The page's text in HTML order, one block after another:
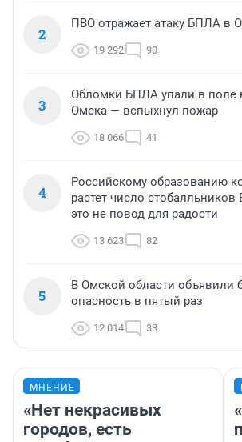
2
ПВО отражает атаку БПЛА в
19 292 90
3
Обломки БПЛА упали в поле
Омска — вспыхнул пожар
18 066 41
4
Российскому образованию
растет число
это не повод для радости
13 623 82
5
В Омской области объявили
опасность в пятый раз
12 014 33
МНЕНИЕ
«Нет некрасивых
городов, есть